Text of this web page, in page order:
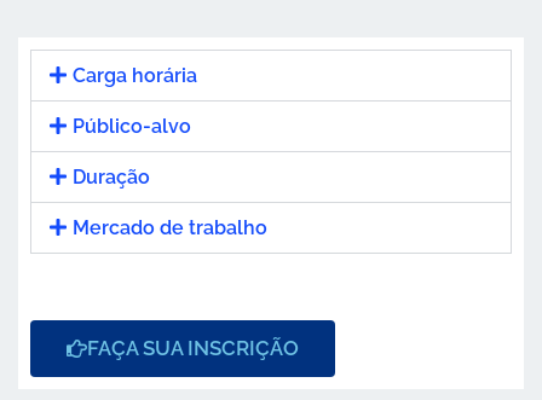
Carga horária
Público-alvo
Duração
Mercado de trabalho
FAÇA SUA INSCRIÇÃO